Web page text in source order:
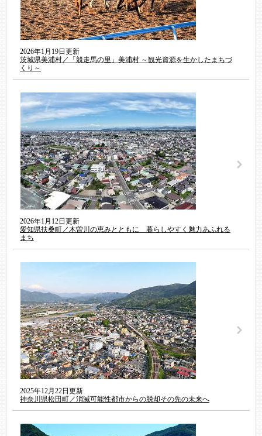
2026年1月19日更新
茨城県美浦村／「競走馬の里」美浦村 ～観光資源を生かしたまちづ
くり～
2026年1月12日更新
愛知県扶桑町／木曽川の恵みとともに 暮らしやすく魅力あふれる
まち
2025年12月22日更新
神奈川県松田町／消滅可能性都市からの脱却その先の未来へ